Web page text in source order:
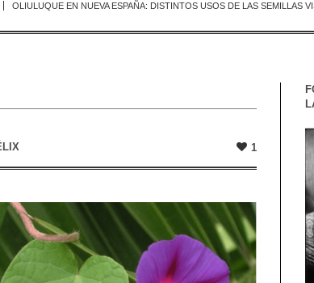
OLIULUQUE EN NUEVA ESPAÑA: DISTINTOS USOS DE LAS SEMILLAS
1